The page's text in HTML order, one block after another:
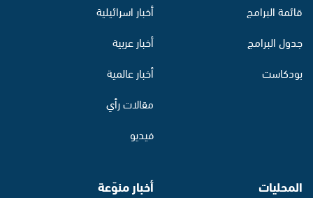
قائمة البرامج
جدول البرامج
بودكاست
أخبار اسرائيلية
أخبار عربية
أخبار عالمية
مقالات رأي
فيديو
المحليات أخبار منوّعة